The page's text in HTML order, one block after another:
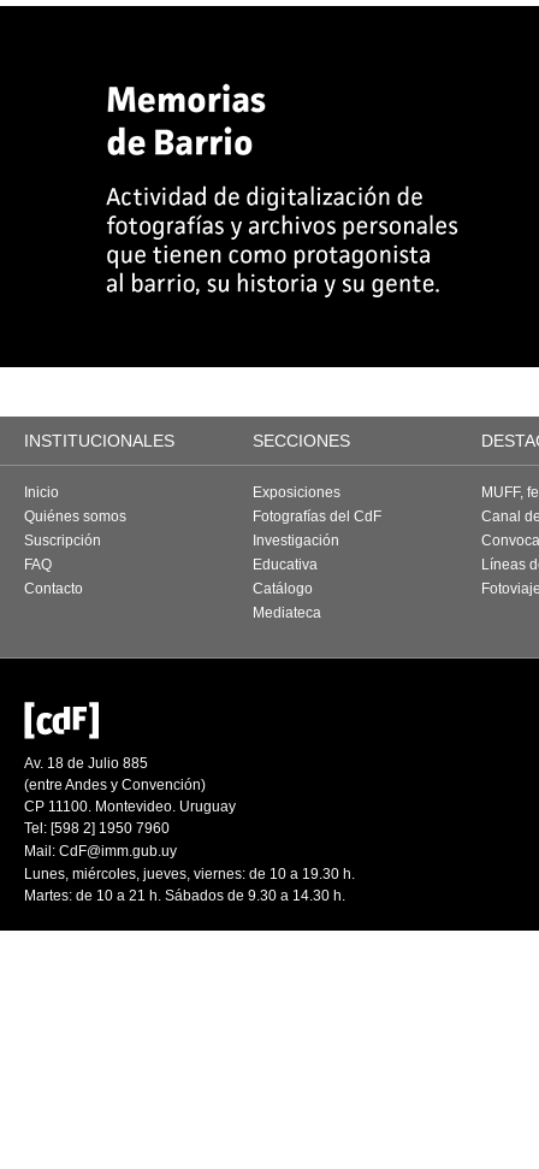
INSTITUCIONALES SECCIONES
Inicio
Quiénes somos
Suscripción
FAQ
Contacto
Exposiciones
Fotografías del CdF
Investigación
Educativa
Catálogo
Mediateca
MUFF,
Canal
Líneas
Av. 18 de Julio 885
(entre Andes y Convención)
CP 11100. Montevideo. Uruguay
Tel: [598 2] 1950 7960
Mail: CdF@imm.gub.uy
Lunes, miércoles, jueves, viernes: de 10 a 19.30 h.
Martes: de 10 a 21 h. Sábados de 9.30 a 14.30 h.